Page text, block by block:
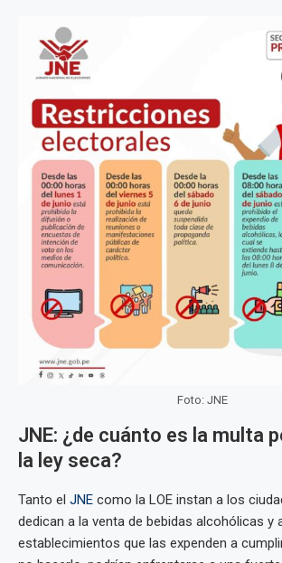
Foto: JNE
JNE: ¿de cuánto es la multa
la ley seca?
Tanto el JNE como la LOE instan a los
dedican a la venta de bebidas alcohólicas y
establecimientos que las expenden a